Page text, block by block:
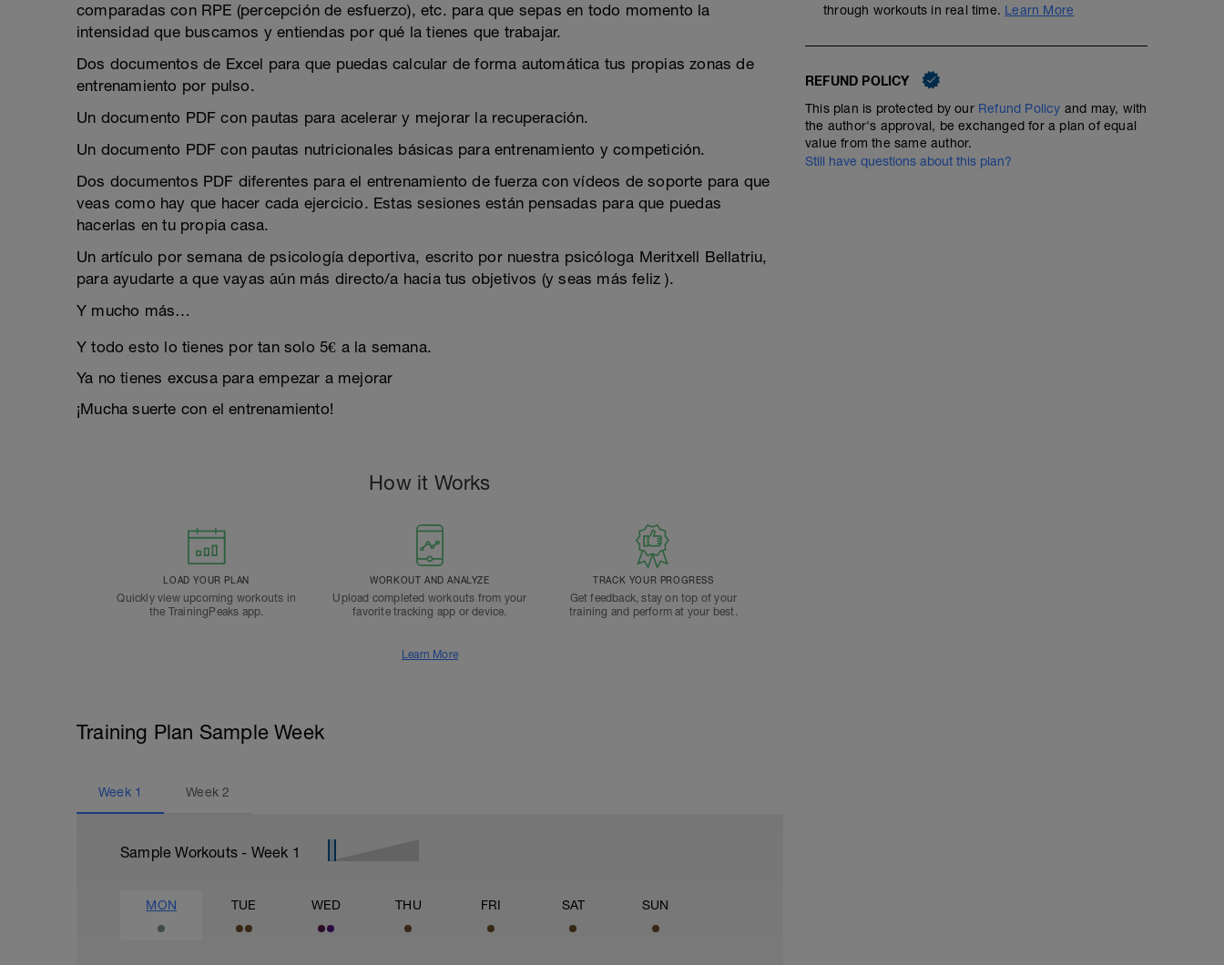
comparadas con RPE (percepción de esfuerzo), etc. para que sepas en todo momento la
intensidad que buscamos y entiendas por qué la tienes que trabajar.
Dos documentos de Excel para que puedas calcular de forma automática tus propias zonas de
entrenamiento por pulso.
Un documento PDF con pautas para acelerar y mejorar la recuperación.
Un documento PDF con pautas nutricionales básicas para entrenamiento y competición.
Dos documentos PDF diferentes para el entrenamiento de fuerza con vídeos de soporte para que
veas como hay que hacer cada ejercicio. Estas sesiones están pensadas para que puedas
hacerlas en tu propia casa.
Un artículo por semana de psicología deportiva, escrito por nuestra psicóloga Meritxell Bellatriu,
para ayudarte a que vayas aún más directo/a hacia tus objetivos (y seas más feliz ).
Y mucho más…
Y todo esto lo tienes por tan solo 5€ a la semana.
Ya no tienes excusa para empezar a mejorar
¡Mucha suerte con el entrenamiento!
How it Works
LOAD YOUR PLAN
Quickly view upcoming workouts in
the TrainingPeaks app.
WORKOUT AND ANALYZE
Upload completed workouts from your
favorite tracking app or device.
TRACK YOUR PROGRESS
Get feedback, stay on top of your
training and perform at your best.
Learn More
Training Plan Sample Week
Week 1 Week2
Sample Workouts - Week 1
MON TUE WED THU FRI SAT SUN
through workouts in real time. Learn More
REFUND POLICY
This plan is protected by our Refund Policy and may, with
the author's approval, be exchanged for a plan of equal
value from the same author.
Still have questions about this plan?